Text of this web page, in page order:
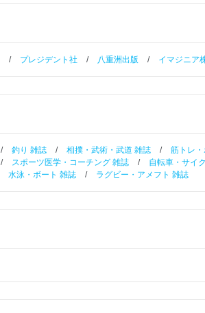
/ プレジデント社 / 八重洲出版 / イマジニア
/ 釣り 雑誌 / 相撲・武術・武道 雑誌 / 筋トレ
/ スポーツ医学・コーチング 雑誌 / 自転車・サイ
水泳・ボート 雑誌 / ラグビー・アメフト 雑誌